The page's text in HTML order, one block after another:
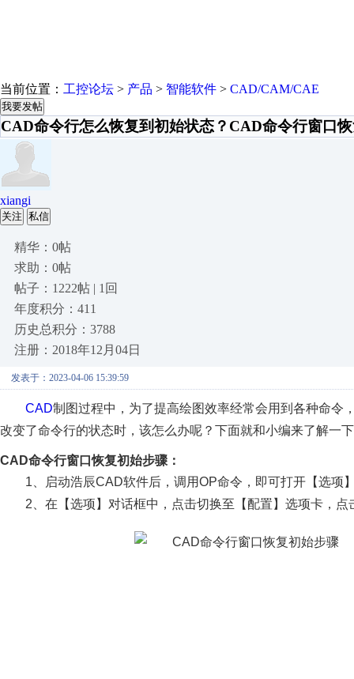
当前位置： 工控论坛 > 产品 > 智能软件 > CAD/CAM/CAE
我要发帖
CAD命令行怎么恢复到初始状态？CAD命令行窗口
xiangi
关注 私信
精华：0帖
求助：0帖
帖子：1222帖 | 1回
年度积分：411
历史总积分：3788
注册：2018年12月04日
发表于：2023-04-06 15:39:59
CAD制图过程中，为了提高绘图效率经常会用到各种命令
改变了命令行的状态时，该怎么办呢？下面就和小编来了解一下
CAD命令行窗口恢复初始步骤：
1、启动浩辰CAD软件后，调用OP命令，即可打开【选项
2、在【选项】对话框中，点击切换至【配置】选项卡，